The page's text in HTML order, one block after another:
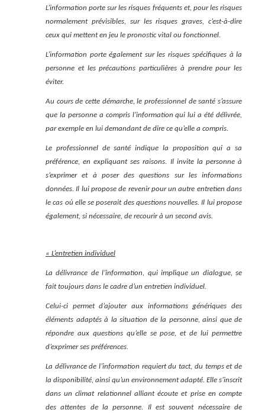
L’information porte sur les risques fréquents et, pour les risques
normalement prévisibles, sur les risques graves, c’est-à-dire
ceux qui mettent en jeu le pronostic vital ou fonctionnel.
L’information porte également sur les risques spécifiques à la
personne et les précautions particulières à prendre pour les
éviter.
Au cours de cette démarche, le professionnel de santé s’assure
que la personne a compris l’information qui lui a été délivrée,
par exemple en lui demandant de dire ce qu’elle a compris.
Le professionnel de santé indique la proposition qui a sa
préférence, en expliquant ses raisons. Il invite la personne à
s’exprimer et à poser des questions sur les informations
données. Il lui propose de revenir pour un autre entretien dans
le cas où elle se poserait des questions nouvelles. Il lui propose
également, si nécessaire, de recourir à un second avis.
« L’entretien individuel
La délivrance de l’information, qui implique un dialogue, se
fait toujours dans le cadre d’un entretien individuel.
Celui-ci permet d’ajouter aux informations génériques des
éléments adaptés à la situation de la personne, ainsi que de
répondre aux questions qu’elle se pose, et de lui permettre
d’exprimer ses préférences.
La délivrance de l’information requiert du tact, du temps et de
la disponibilité, ainsi qu’un environnement adapté. Elle s’inscrit
dans un climat relationnel alliant écoute et prise en compte
des attentes de la personne. Il est souvent nécessaire de